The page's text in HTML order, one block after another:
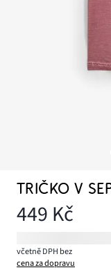
TRIČKO V
449 Kč
včetně DPH bez
cena za dopravu